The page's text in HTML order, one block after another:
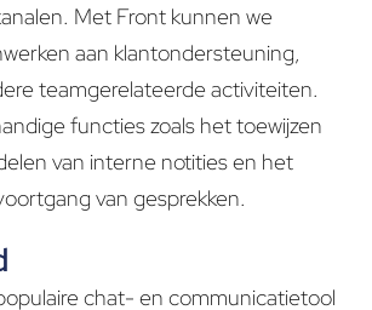
Met Front kunnen we
aan klantondersteuning,
teamgerelateerde activiteiten.
functies zoals het toewijzen
van interne notities en het
van gesprekken.
chat- en communicatietool